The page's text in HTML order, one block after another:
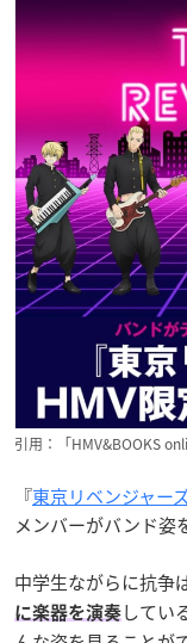
引用：「HMV&BOOKS
『東京リベンジャー
メンバーがバンド姿
中学生ながらに抗争
に楽器を演奏 してい